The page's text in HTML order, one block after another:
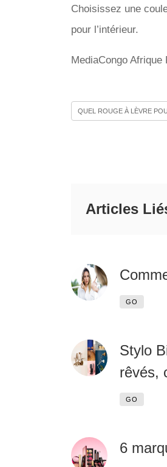
Choisissez une
pour l’intérieur.
MediaCongo
QUEL ROUGE À LÈVRE
Articles
GO
Stylo
rêvés,
GO
6